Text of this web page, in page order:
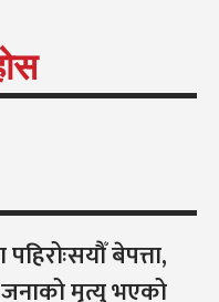
बेपत्ता,
मृत्यु भएको